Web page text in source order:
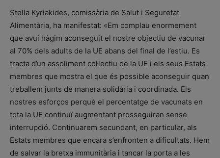
Stella Kyriakides, comissària de Salut i Seguretat
Alimentària, ha manifestat: «Em complau enormement
que avui hàgim aconseguit el nostre objectiu de vacunar
al 70% dels adults de la UE abans del final de l’estiu. Es
tracta d’un assoliment col·lectiu de la UE i els seus Estats
membres que mostra el que és possible aconseguir quan
treballem junts de manera solidària i coordinada. Els
nostres esforços perquè el percentatge de vacunats en
tota la UE continuï augmentant prosseguiran sense
interrupció. Continuarem secundant, en particular, als
Estats membres que encara s’enfronten a dificultats. Hem
de salvar la bretxa immunitària i tancar la porta a les